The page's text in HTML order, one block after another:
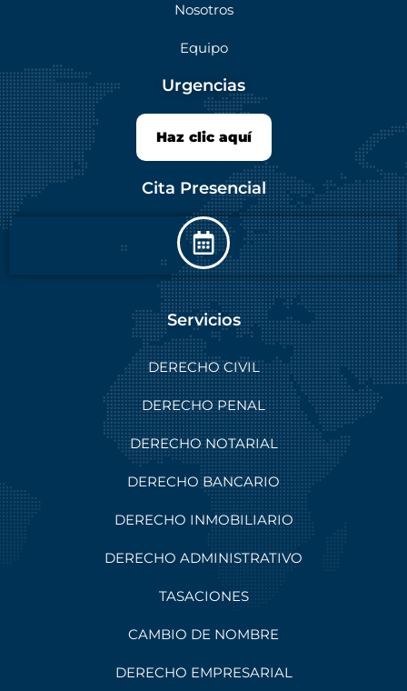
Nosotros
Equipo
Urgencias
Haz clic aquí
Cita Presencial
Servicios
DERECHO CIVIL
DERECHO PENAL
DERECHO NOTARIAL
DERECHO BANCARIO
DERECHO INMOBILIARIO
DERECHO ADMINISTRATIVO
TASACIONES
CAMBIO DE NOMBRE
DERECHO EMPRESARIAL